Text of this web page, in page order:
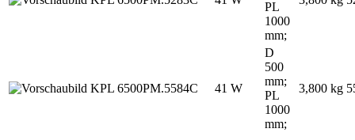
PL
1000
mm;
41 W
D
500
mm;
PL
1000
mm;
3,800 kg